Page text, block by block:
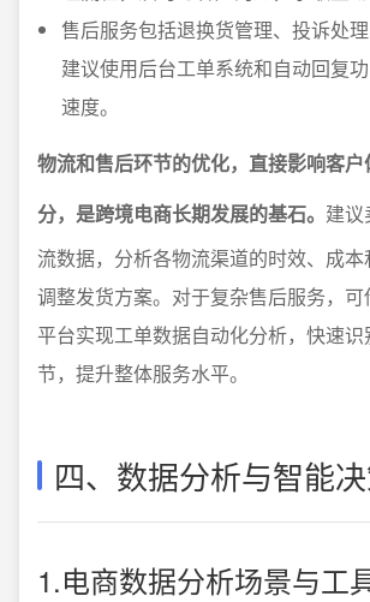
售后服务包括退换货管理、投诉处理
建议使用后台工单系统和自动回复
速度。
物流和售后环节的优化，直接影响客
分，是跨境电商长期发展的基石。 建
流数据，分析各物流渠道的时效、成
调整发货方案。对于复杂售后服务，
平台实现工单数据自动化分析，快速
节，提升整体服务水平。
四、数据分析与智能
1.电商数据分析场景与工